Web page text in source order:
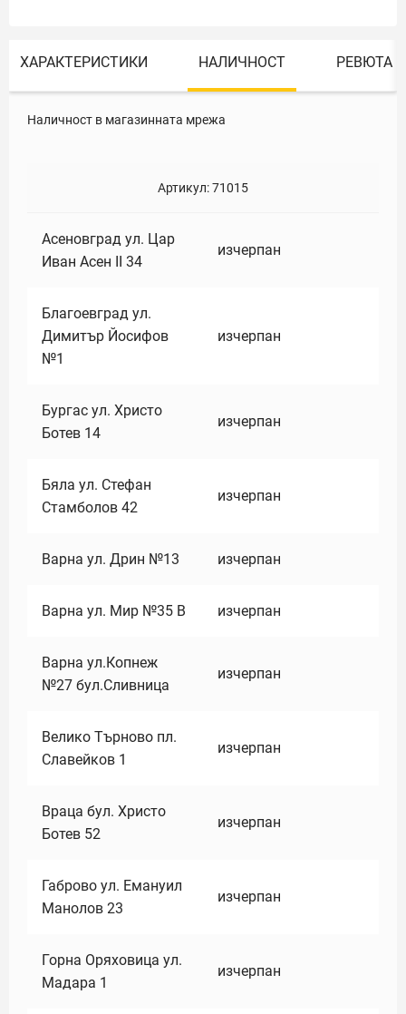
ХАРАКТЕРИСТИКИ НАЛИЧНОСТ РЕВЮТА
Наличност в магазинната мрежа
Артикул:71015
Асеновград ул. Цар
Иван Асен II 34
изчерпан
Благоевград ул.
Димитър Йосифов
№1
изчерпан
Бургас ул. Христо
Ботев 14
изчерпан
Бяла ул. Стефан
Стамболов 42
изчерпан
Варна ул. Дрин №13 изчерпан
Варна ул. Мир №35 В изчерпан
Варна ул.Копнеж
№27 бул.Сливница
изчерпан
Велико Търново пл.
Славейков 1
изчерпан
Враца бул. Христо
Ботев 52
изчерпан
Габрово ул. Емануил
Манолов 23
изчерпан
Горна Оряховица ул.
Мадара 1
изчерпан